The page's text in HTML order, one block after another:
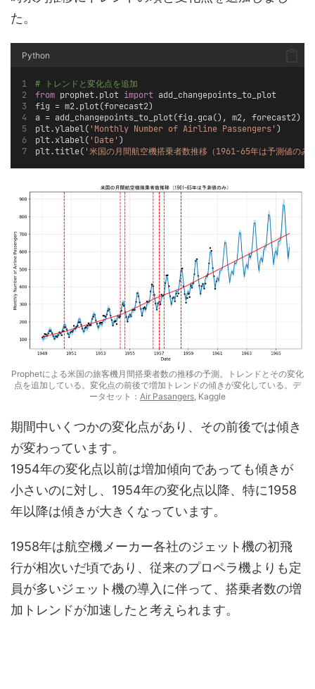
た。
Python
# トレンドと変化点を追加
from prophet.plot import add_changepoints_to_plot
fig = m2.plot(forecast2)
a = add_changepoints_to_plot(fig.gca(), m2, forecast2)
plt.ylabel( 'Monthly Number of Airline Passengers' )
plt.xlabel( 'Date' )
plt.title( '米国の月間航空機搭乗者数推移（1961-65年は予測値のみ
Prophetによる米国の旅客機月間搭乗者数の推移の予測。トレンドとその変化
点を追加している。変化点の前後で増加トレンドの傾きが変化している。デ
ータセット： Air Pasangers , Kaggle
期間中いくつかの変化点があり、その前後では傾き
が変わっています。
1954年の変化点以前は増加傾向であっても傾きが
小さいのに対し、1954年の変化点以降、特に1958
年以降は傾きが大きくなっています。
1958年は航空機メーカー各社のジェット機の初飛
行が相次いだ頃であり、従来のプロペラ機よりも定
員が多いジェット機の導入に伴って、搭乗者数の増
加トレンドが加速したと考えられます。